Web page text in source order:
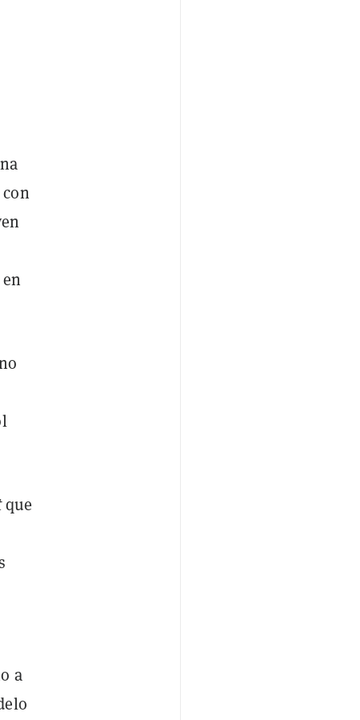
que
a